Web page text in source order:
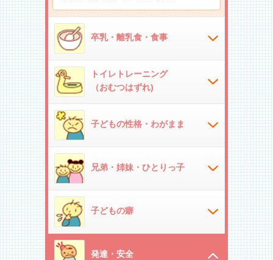
卒乳・離乳食・食事
トイレトレーニング
（おむつはずれ)
子どもの性格・わがまま
兄弟・姉妹・ひとりっ子
子どもの癖
発達・安全